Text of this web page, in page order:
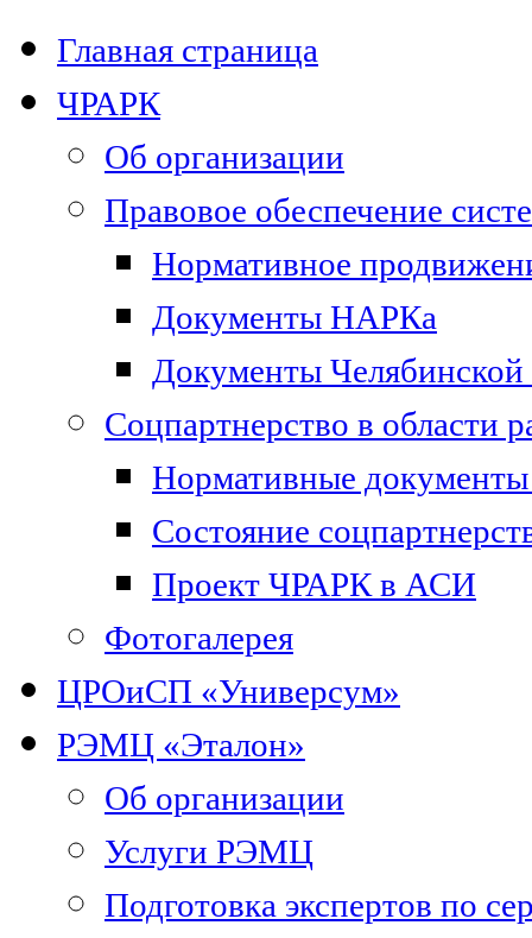
Главная страница
ЧРАРК
Об организации
Правовое обеспечение
Нормативное
Документы НАРКа
Документы Челябинской
Соцпартнерство в области
Нормативные документы
Состояние
Проект ЧРАРК в АСИ
Фотогалерея
ЦРОиСП «Универсум»
РЭМЦ «Эталон»
Об организации
Услуги РЭМЦ
Подготовка экспертов по